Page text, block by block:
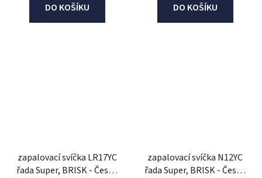
DO KOŠÍKU DO KOŠÍKU
zapalovací svíčka LR17YC
řada Super, BRISK - Česká
zapalovací svíčka N12YC
řada Super, BRISK - Česká